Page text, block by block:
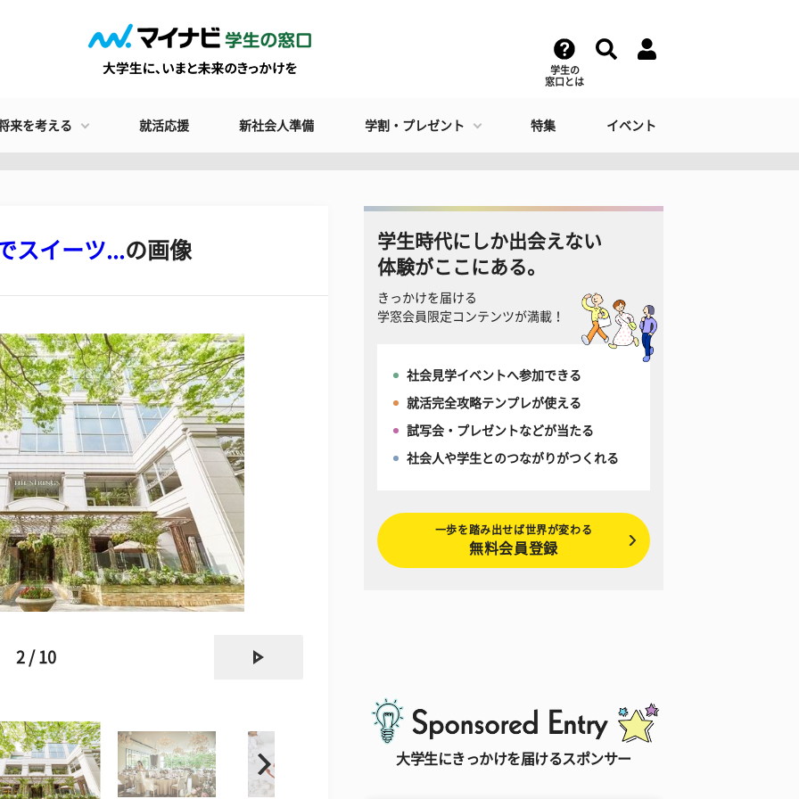
学生の
窓口とは
来を考える 就活応援 新社会人準備 学割・プレゼント 特集 イベント
スイーツ...の画像
2 / 10
学生時代にしか出会えない
体験がここにある。
きっかけを届ける
学窓会員限定コンテンツが満載！
社会見学イベントへ参加できる
就活完全攻略テンプレが使える
試写会・プレゼントなどが当たる
社会人や学生とのつながりがつくれる
一歩を踏み出せば世界が変わる
無料会員登録
大学生にきっかけを届けるスポンサー